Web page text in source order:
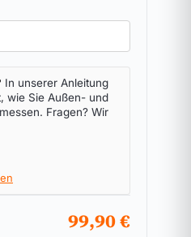
In unserer Anleitung
wie Sie Außen- und
Fragen? Wir
99,90 €